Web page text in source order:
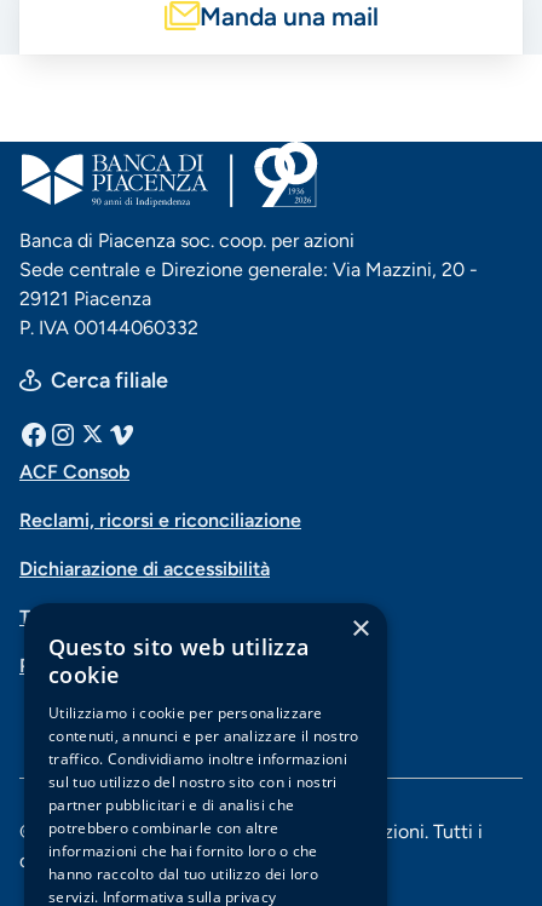
Manda una mail
Banca di Piacenza soc. coop. per azioni
Sede centrale e Direzione generale: Via Mazzini, 20 -
29121 Piacenza
P. IVA 00144060332
Cerca filiale
Menu
social
Facebook
InstagramVimeo
Menu
navigazione
piè
di
pagina
ACF Consob
Reclami, ricorsi e riconciliazione
Dichiarazione di accessibilità
Trasparenza
PSD2-Open Banking
© 2025 Banca di Piacenza soc. coop. per azioni. Tutti i
diritti riservati.
×
Questo sito web utilizza
cookie
Utilizziamo i cookie per personalizzare
contenuti, annunci e per analizzare il nostro
traffico. Condividiamo inoltre informazioni
sul tuo utilizzo del nostro sito con i nostri
partner pubblicitari e di analisi che
potrebbero combinarle con altre
informazioni che hai fornito loro o che
hanno raccolto dal tuo utilizzo dei loro
servizi. Informativa sulla privacy